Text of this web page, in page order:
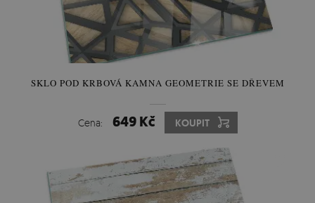
SKLO POD KRBOVÁ KAMNA GEOMETRIE SE DŘEVEM
Cena: 649 Kč KOUPIT